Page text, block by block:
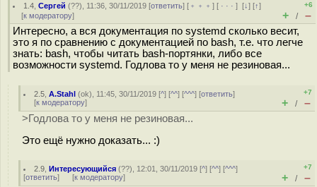
1.4 ,Сергей (??), 11:36, 30/11/2019 [ответить] [ ﹢﹢﹢] [ · · ·][↓] [↑]
[к модератору]
+6
+ / –
Интересно, а вся документация по systemd сколько весит,
это я по сравнению с документацией по bash, т.е. что легче
знать: bash, чтобы читать bash-портянки, либо все
возможности systemd. Годлова то у меня не резиновая...
2.5 ,A.Stahl (ok), 11:45, 30/11/2019 [^] [^^] [^^^] [ответить]
[к модератору]
+7
+ / –
>Годлова то у меня не резиновая...
Это ещё нужно доказать... :)
2.9 ,Интересующийся (??), 12:01, 30/11/2019 [^] [^^] [^^^]
[ответить] [к модератору]
+7
+ / –